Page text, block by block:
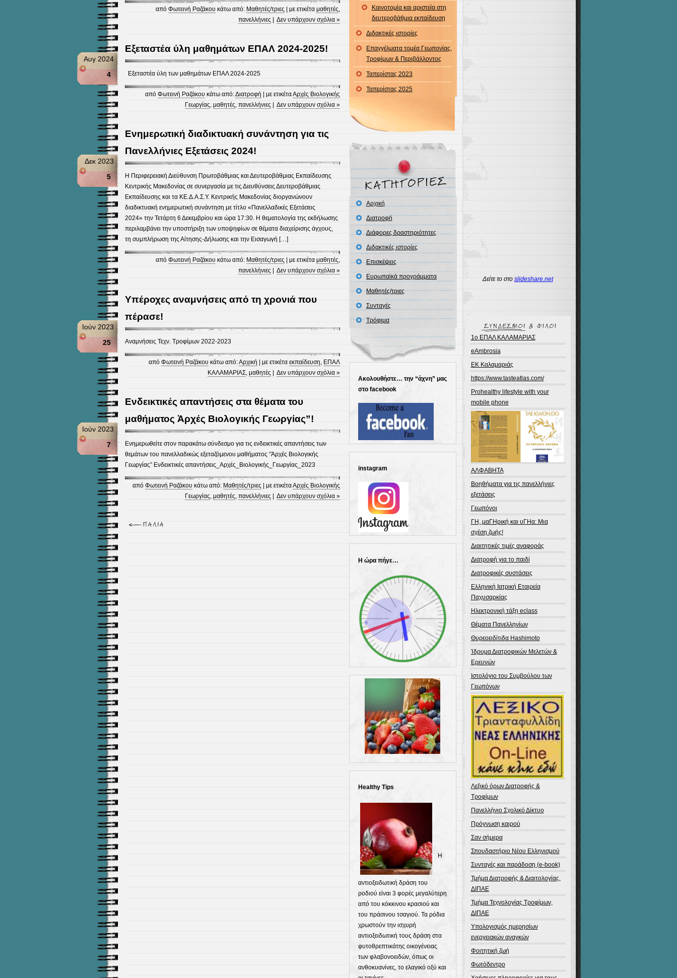
από Φωτεινή Ραζάκου κάτω από: Μαθητές/τριες | με ετικέτα μαθητές,
πανελλήνιες | Δεν υπάρχουν σχόλια »
Εξεταστέα ύλη μαθημάτων ΕΠΑΛ 2024-2025!
Αυγ 2024
4
Εξεταστέα ύλη των μαθημάτων ΕΠΑΛ 2024-2025
από Φωτεινή Ραζάκου κάτω από:Διατροφή | με ετικέταΑρχές Βιολογικής
Γεωργίας, μαθητές, πανελλήνιες | Δεν υπάρχουν σχόλια »
Ενημερωτική διαδικτυακή συνάντηση για τις
Πανελλήνιες Εξετάσεις 2024!
Δεκ 2023
5
Η Περιφερειακή Διεύθυνση Πρωτοβάθμιας και Δευτεροβάθμιας Εκπαίδευσης
Κεντρικής Μακεδονίας σε συνεργασία με τις Διευθύνσεις Δευτεροβάθμιας
Εκπαίδευσης και τα ΚΕ.Δ.Α.Σ.Υ. Κεντρικής Μακεδονίας διοργανώνουν
διαδικτυακή ενημερωτική συνάντηση με τίτλο «Πανελλαδικές Εξετάσεις
2024» την Τετάρτη 6 Δεκεμβρίου και ώρα 17:30. Η θεματολογία της εκδήλωσης
περιλαμβάνει την υποστήριξη των υποψηφίων σε θέματα διαχείρισης άγχους,
τη συμπλήρωση της Αίτησης-Δήλωσης και την Εισαγωγή […]
από Φωτεινή Ραζάκου κάτω από: Μαθητές/τριες | με ετικέτα μαθητές,
πανελλήνιες | Δεν υπάρχουν σχόλια »
Υπέροχες αναμνήσεις από τη χρονιά που
πέρασε!
Ιούν 2023
25
Αναμνήσεις Τεχν. Τροφίμων 2022-2023
από Φωτεινή Ραζάκου κάτω από:Αρχική | με ετικέτα εκπαίδευση, ΕΠΑΛ
ΚΑΛΑΜΑΡΙΑΣ, μαθητές | Δεν υπάρχουν σχόλια »
Ενδεικτικές απαντήσεις στα θέματα του
μαθήματος Ἁρχές Βιολογικής Γεωργίας”!
Ιούν 2023
7
Ενημερωθείτε στον παρακάτω σύνδεσμο για τις ενδεικτικές απαντήσεις των
θεμάτων του πανελλαδικώς εξεταζόμενου μαθήματος “Ἁρχές Βιολογικής
Γεωργίας” Ενδεικτικές απαντήσεις_Αρχές_Βιολογικής_Γεωργίας_2023
από Φωτεινή Ραζάκου κάτω από: Μαθητές/τριες | με ετικέταΑρχές Βιολογικής
Γεωργίας, μαθητές, πανελλήνιες | Δεν υπάρχουν σχόλια »
Καινοτομία και αριστεία στη
δευτεροβάθμια εκπαίδευση
Διδακτικές ιστορίες
Επαγγέλματα τομέα Γεωπονίας,
Τροφίμων & Περιβάλλοντος
Ταπερίστας 2023
Ταπερίστας 2025
Αρχική
Διατροφή
Διάφορες δραστηριότητες
Διδακτικἐς ιστορίες
Επισκέψεις
Ευρωπαϊκά προγράμματα
Μαθητές/τριες
Συνταγές
Τρόφιμα
Ακολουθήστε… την “άχνη” μας
στο facebook
instagram
Η ώρα πήγε…
Healthy Tips
Η
αντιοξειδωτική δράση του
ροδιού είναι 3 φορές μεγαλύτερη
από του κόκκινου κρασιού και
του πράσινου τσαγιού. Τα ρόδια
χρωστούν την ισχυρή
αντιοξειδωτική τους δράση στα
φυτοθρεπτικάτης οικογένειας
των φλαβονοειδών, όπως οι
ανθοκυανίνες, το ελαγικό οξύ και
Δείτε το στο slideshare.net
1ο ΕΠΑΛ ΚΑΛΑΜΑΡΙΑΣ
eAmbrosia
EK Καλαμαριάς
https://www.tasteatlas.com/
Prohealthy lifestyle with your
mobile phone
ΑΛΦΑΒΗΤΑ
Βοηθήματα για τις πανελλήνιες
εξετάσεις
Γεωπόνοι
ΓΗ, μαΓΗρική και υΓΗα: Μια
σχέση ζωής!
Διαιτητικές τιμές αναφοράς
Διατροφή για το παιδί
Διατροφικές συστάσεις
Ελληνική Ιατρική Εταιρεία
Παχυσαρκίας
Ηλεκτρονική τάξη eclass
Θέματα Πανελληνίων
Θυρεοειδίτιδα Hashimoto
Ίδρυμα Διατροφικών Μελετών &
Ερευνών
Ιστολόγιο του Συμβούλου των
Γεωπόνων
Λεξικό όρων Διατροφής &
Τροφίμων
Πανελλήνιο Σχολικό Δίκτυο
Πρόγνωση καιρού
Σαν σήμερα
Σπουδαστήριο Νέου Ελληνισμού
Συνταγές και παράδοση (e-book)
Τμήμα Διατροφής & Διαιτολογίας,
ΔΙΠΑΕ
Τμήμα Τεχνολογίας Τροφίμων,
ΔΙΠΑΕ
Υπολογισμός ημερησίων
ενεργειακών αναγκών
Φοιτητική ζωή
Φωτόδεντρο